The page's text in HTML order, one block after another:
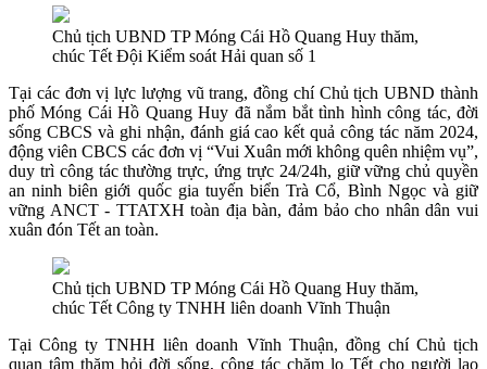
Chủ tịch UBND TP Móng Cái Hồ Quang Huy thăm,
chúc Tết Đội Kiểm soát Hải quan số 1
Tại các đơn vị lực lượng vũ trang, đồng chí Chủ tịch UBND thành
phố Móng Cái Hồ Quang Huy đã nắm bắt tình hình công tác, đời
sống CBCS và ghi nhận, đánh giá cao kết quả công tác năm 2024,
động viên CBCS các đơn vị “Vui Xuân mới không quên nhiệm vụ”,
duy trì công tác thường trực, ứng trực 24/24h, giữ vững chủ quyền
an ninh biên giới quốc gia tuyến biển Trà Cổ, Bình Ngọc và giữ
vững ANCT - TTATXH toàn địa bàn, đảm bảo cho nhân dân vui
xuân đón Tết an toàn.
Chủ tịch UBND TP Móng Cái Hồ Quang Huy thăm,
chúc Tết Công ty TNHH liên doanh Vĩnh Thuận
Tại Công ty TNHH liên doanh Vĩnh Thuận, đồng chí Chủ tịch
quan tâm thăm hỏi đời sống, công tác chăm lo Tết cho người lao